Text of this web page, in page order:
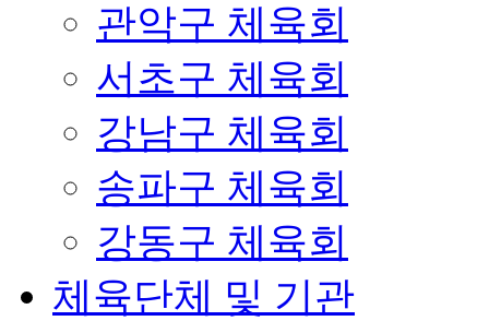
관악구 체육회
서초구 체육회
강남구 체육회
송파구 체육회
강동구 체육회
체육단체 및 기관